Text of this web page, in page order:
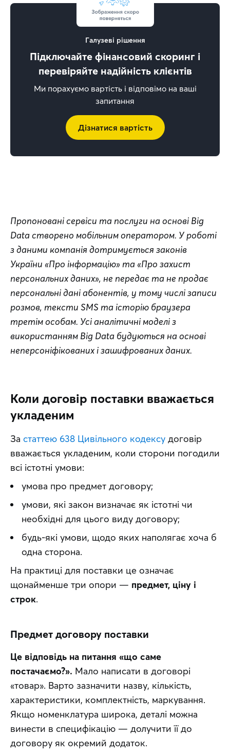
Галузеві рішення
Підключайте фінансовий скоринг і
перевіряйте надійність клієнтів
Ми порахуємо вартість і відповімо на ваші
запитання
Дізнатися вартість
Пропоновані сервіси та послуги на основі Big
Data створено мобільним оператором. У роботі
з даними компанія дотримується законів
України «Про інформацію» та «Про захист
персональних даних», не передає та не продає
персональні дані абонентів, у тому числі записи
розмов, тексти SMS та історію браузера
третім особам. Усі аналітичні моделі з
використанням Big Data будуються на основі
неперсоніфікованих і зашифрованих даних.
Коли договір поставки вважається
укладеним
За статтею 638 Цивільного кодексу договір
вважається укладеним, коли сторони погодили
всі істотні умови:
умова про предмет договору;
умови, які закон визначає як істотні чи
необхідні для цього виду договору;
будь-які умови, щодо яких наполягає хоча б
одна сторона.
На практиці для поставки це означає
щонайменше три опори — предмет, ціну і
строк.
Предмет договору поставки
Це відповідь на питання «що саме
постачаємо?». Мало написати в договорі
«товар». Варто зазначити назву, кількість,
характеристики, комплектність, маркування.
Якщо номенклатура широка, деталі можна
винести в специфікацію — долучити її до
договору як окремий додаток.